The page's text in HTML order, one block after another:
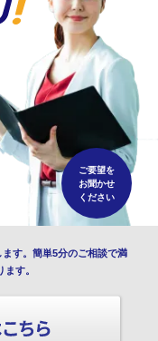
ご要望を
お聞かせ
ください
す。簡単5分のご相談で満
す。